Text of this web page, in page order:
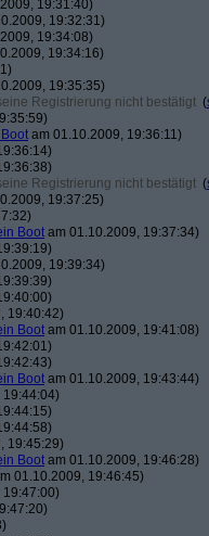
19:31:40)
19:32:31)
19:34:08)
19:34:16)
19:35:35)
Registrierung nicht bestätigt (
am 01.10.2009, 19:36:11)
Registrierung nicht bestätigt (
19:37:25)
Boot am 01.10.2009, 19:37:34)
19:39:34)
19:40:42)
Boot am 01.10.2009, 19:41:08)
Boot am 01.10.2009, 19:43:44)
19:45:29)
Boot am 01.10.2009, 19:46:28)
01.10.2009, 19:46:45)